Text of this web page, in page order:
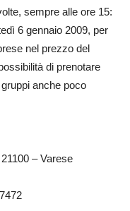
sempre alle ore 15:
6 gennaio 2009, per
nel prezzo del
di prenotare
anche poco
– Varese